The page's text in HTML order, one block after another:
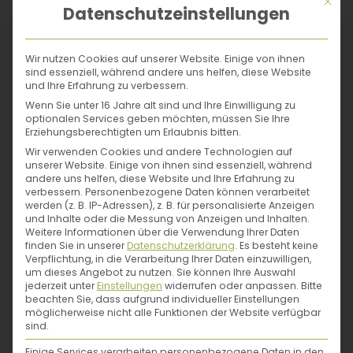
Lass uns gemeinsam die Welt retten: mit
einer Permakultur-Agrarwende.
Eine Permakultur-Agrarwende würde so
einiges in unseren Leben ändern. Nicht
zuletzt:unseren Wald retten. Denn
aufgrund der zu schnellen klimatischen
Veränderungen der letzten Jahre befinden
wir uns in einem großflächigen Waldsterben.
Lass uns also Wurzeln schlagen und
erkunden, wie der Wald der Zukunft
aussehen kann. Lass uns ins ThemaTrüffel-
Anbauschnuppern – denn diese Pilze
können nicht nur Bäume schützen, sondern
bringen noch viel mehr Vorteile mit sich. Und
Jonas Gampe
Bei Jonas Gampe dreht sich alles um
Kreisläufe: Der gelernte Garten-
Landschaftsbau-Techniker und
Permakultur-Designer plant und gestaltet
Permakultur-Flächen, begleitet mit seinem
Team vom Planungsbüro Kreislauf-Gärten
Datenschutzeinstellungen
Wir nutzen Cookies auf unserer Website. Einige von ihnen
sind essenziell, während andere uns helfen, diese Website
und Ihre Erfahrung zu verbessern.
Wenn Sie unter 16 Jahre alt sind und Ihre Einwilligung zu
optionalen Services geben möchten, müssen Sie Ihre
Erziehungsberechtigten um Erlaubnis bitten.
Wir verwenden Cookies und andere Technologien auf
unserer Website. Einige von ihnen sind essenziell, während
andere uns helfen, diese Website und Ihre Erfahrung zu
verbessern. Personenbezogene Daten können verarbeitet
werden (z. B. IP-Adressen), z. B. für personalisierte Anzeigen
und Inhalte oder die Messung von Anzeigen und Inhalten.
Weitere Informationen über die Verwendung Ihrer Daten
finden Sie in unsererDatenschutzerklärung. Es besteht keine
Verpflichtung, in die Verarbeitung Ihrer Daten einzuwilligen,
um dieses Angebot zu nutzen. Sie können Ihre Auswahl
jederzeit unterEinstellungen widerrufen oder anpassen. Bitte
beachten Sie, dass aufgrund individueller Einstellungen
möglicherweise nicht alle Funktionen der Website verfügbar
sind.